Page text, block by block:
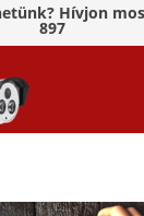
Hívjon
897